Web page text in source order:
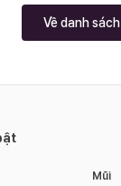
Về danh sách
Mũi